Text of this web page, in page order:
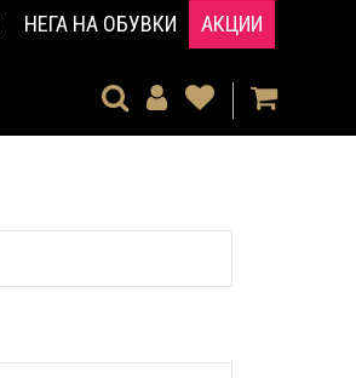
НЕГА НА ОБУВКИ АКЦИИ